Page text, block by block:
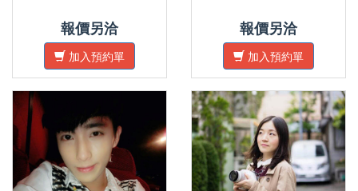
報價另洽
加入預約單
報價另洽
加入預約單